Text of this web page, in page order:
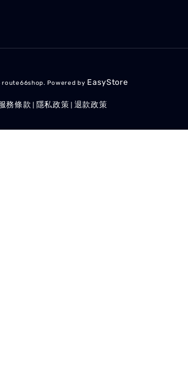
route66shop. Powered by EasyStore
務條款 隱私政策 退款政策